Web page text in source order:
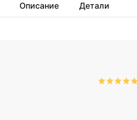
Описание Детали